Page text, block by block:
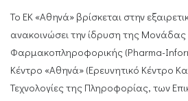
Το ΕΚ «Αθηνά» βρίσκεται στην
ανακοινώσει την ίδρυση της Μονάδας
Φαρμακοπληροφορικής (Pharma-
Κέντρο «Αθηνά» (Ερευνητικό Κέντρο
Τεχνολογίες της Πληροφορίας, των